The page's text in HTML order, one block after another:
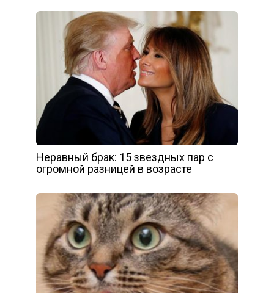
Неравный брак: 15 звездных пар с
огромной разницей в возрасте